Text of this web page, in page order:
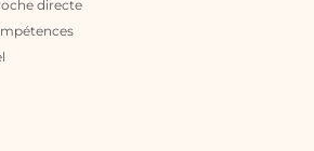
directe